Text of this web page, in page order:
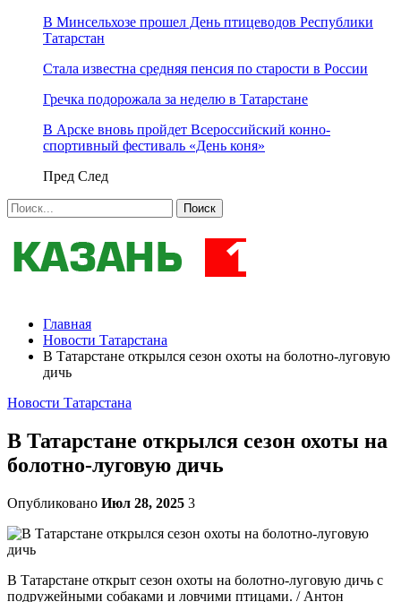
В Минсельхозе прошел День птицеводов Республики
Татарстан
Стала известна средняя пенсия по старости в России
Гречка подорожала за неделю в Татарстане
В Арске вновь пройдет Всероссийский конно-
спортивный фестиваль «День коня»
Пред След
Главная
Новости Татарстана
В Татарстане открылся сезон охоты на болотно-луговую
дичь
Новости Татарстана
В Татарстане открылся сезон охоты на
болотно-луговую дичь
Опубликовано Июл 28, 2025 3
В Татарстане открыт сезон охоты на болотно-луговую дичь с
подружейными собаками и ловчими птицами. / Антон